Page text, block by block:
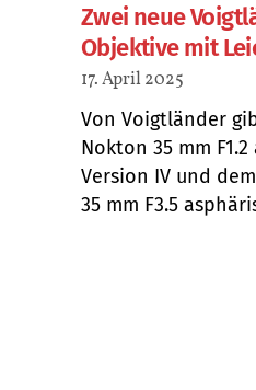
Zwei neue
Objektive mit
17. April 2025
Von Voigtländer
Nokton 35 mm
Version IV und dem
35 mm F3.5